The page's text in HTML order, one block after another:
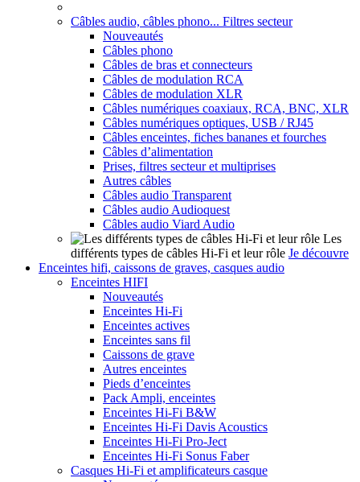
Câbles audio, câbles phono... Filtres secteur
Nouveautés
Câbles phono
Câbles de bras et connecteurs
Câbles de modulation RCA
Câbles de modulation XLR
Câbles numériques coaxiaux, RCA, BNC, XLR
Câbles numériques optiques, USB / RJ45
Câbles enceintes, fiches bananes et fourches
Câbles d’alimentation
Prises, filtres secteur et multiprises
Autres câbles
Câbles audio Transparent
Câbles audio Audioquest
Câbles audio Viard Audio
Les
différents types de câbles Hi-Fi et leur rôle Je découvre
Enceintes hifi, caissons de graves, casques audio
Enceintes HIFI
Nouveautés
Enceintes Hi-Fi
Enceintes actives
Enceintes sans fil
Caissons de grave
Autres enceintes
Pieds d’enceintes
Pack Ampli, enceintes
Enceintes Hi-Fi B&W
Enceintes Hi-Fi Davis Acoustics
Enceintes Hi-Fi Pro-Ject
Enceintes Hi-Fi Sonus Faber
Casques Hi-Fi et amplificateurs casque